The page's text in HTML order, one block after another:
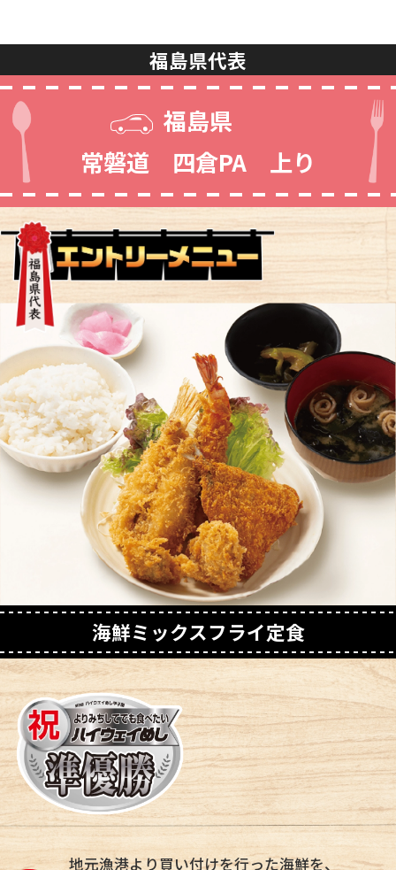
福島県代表
福島県
常磐道 四倉PA 上り
海鮮ミックスフライ定食
地元漁港より買い付けを行った海鮮を、